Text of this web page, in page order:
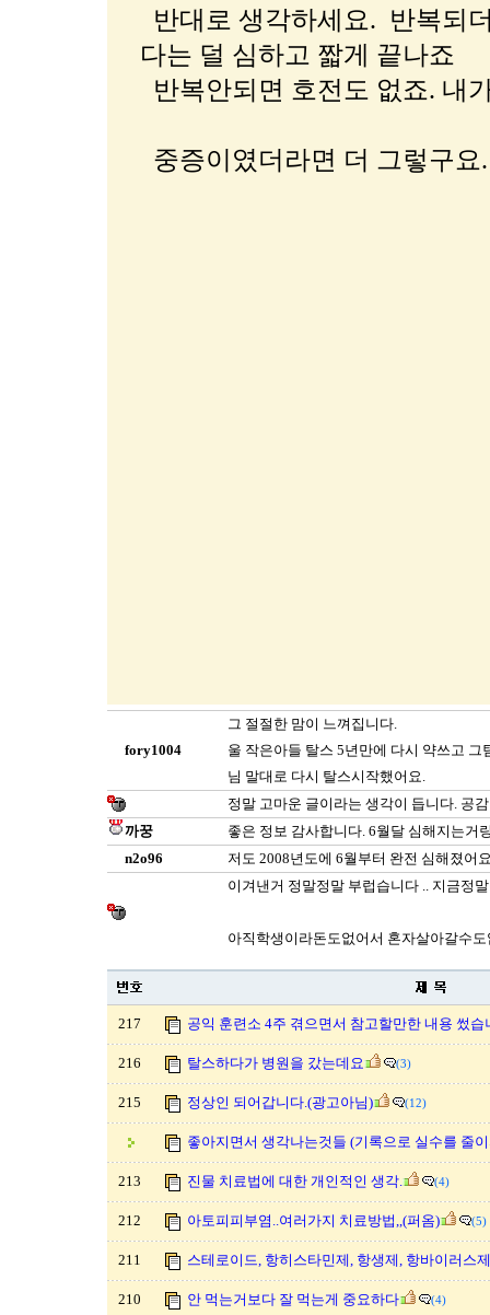
반대로 생각하세요. 반복되
다는 덜 심하고 짧게 끝나죠
반복안되면 호전도 없죠. 내
중증이였더라면 더 그렇구요
fory1004
그 절절한 맘이 느껴집니다.
울 작은아들 탈스 5년만에 다시 약쓰고 그
님 말대로 다시 탈스시작했어요.
정말 고마운 글이라는 생각이 듭니다. 공
까꿍
좋은 정보 감사합니다. 6월달 심해지는거
n2o96
저도 2008년도에 6월부터 완전 심해졌어
이겨낸거 정말정말 부럽습니다 .. 지금정
아직학생이라돈도없어서 혼자살아갈수도
217 공익 훈련소 4주 겪으면서 참고할만한 내용 썼습
216 탈스하다가 병원을 갔는데요 (3)
215 정상인 되어갑니다.(광고아님) (12)
좋아지면서 생각나는것들 (기록으로 실수를 줄
213 진물 치료법에 대한 개인적인 생각. (4)
212 아토피피부염..여러가지 치료방법,,(퍼옴) (5)
211 스테로이드, 항히스타민제, 항생제, 항바이러스
210 안 먹는거보다 잘 먹는게 중요하다 (4)